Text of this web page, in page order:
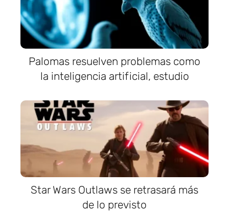
Palomas resuelven problemas como
la inteligencia artificial, estudio
Star Wars Outlaws se retrasará más
de lo previsto